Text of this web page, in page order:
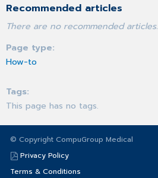
Recommended articles
There are no recommended articles.
Page type
How-to
Tags
This page has no tags.
© Copyright CompuGroup Medical
Privacy Policy
Terms & Conditions